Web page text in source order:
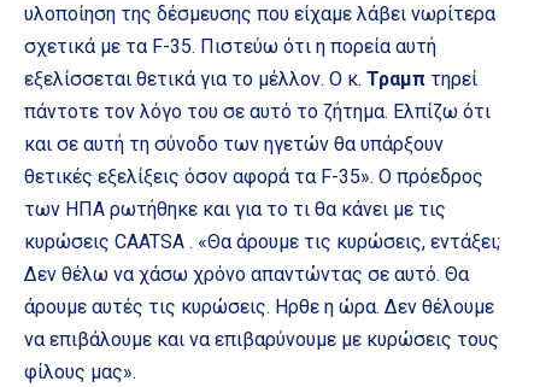
υλοποίηση της δέσμευσης που είχαμε λάβει νωρίτερα
σχετικά με τα F-35. Πιστεύω ότι η πορεία αυτή
εξελίσσεται θετικά για το μέλλον. Ο κ. Τραμπ τηρεί
πάντοτε τον λόγο του σε αυτό το ζήτημα. Ελπίζω ότι
και σε αυτή τη σύνοδο των ηγετών θα υπάρξουν
θετικές εξελίξεις όσον αφορά τα F-35». Ο πρόεδρος
των ΗΠΑ ρωτήθηκε και για το τι θα κάνει με τις
κυρώσεις CAATSA . «Θα άρουμε τις κυρώσεις, εντάξει;
Δεν θέλω να χάσω χρόνο απαντώντας σε αυτό. Θα
άρουμε αυτές τις κυρώσεις. Ηρθε η ώρα. Δεν θέλουμε
να επιβάλουμε και να επιβαρύνουμε με κυρώσεις τους
φίλους μας».